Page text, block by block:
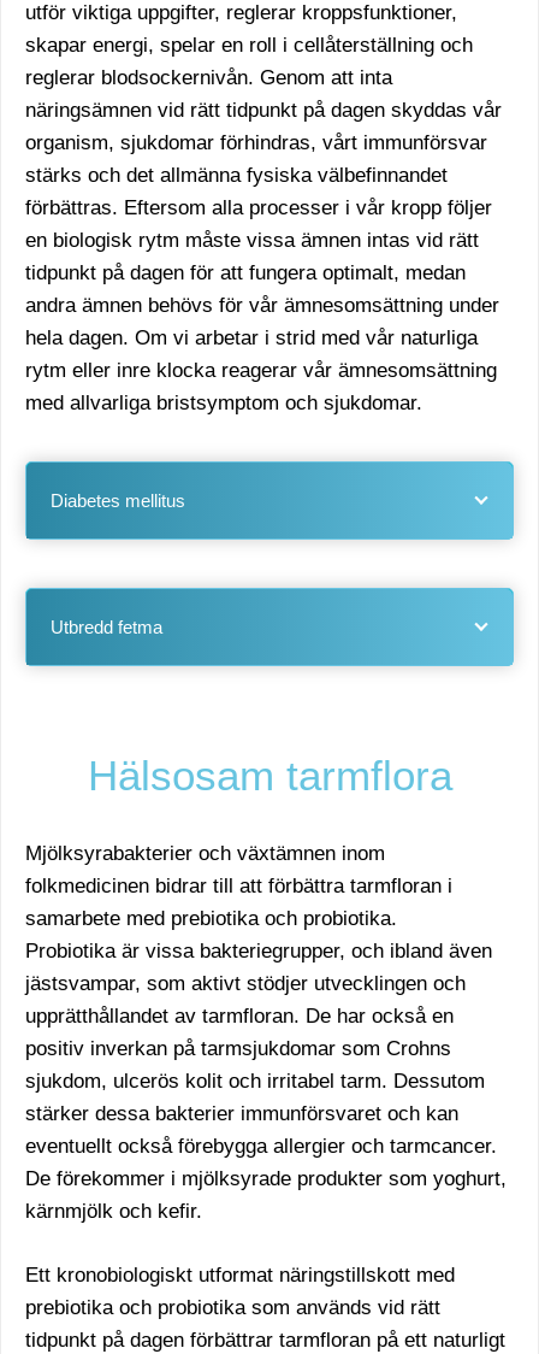
utför viktiga uppgifter, reglerar kroppsfunktioner,
skapar energi, spelar en roll i cellåterställning och
reglerar blodsockernivån. Genom att inta
näringsämnen vid rätt tidpunkt på dagen skyddas vår
organism, sjukdomar förhindras, vårt immunförsvar
stärks och det allmänna fysiska välbefinnandet
förbättras. Eftersom alla processer i vår kropp följer
en biologisk rytm måste vissa ämnen intas vid rätt
tidpunkt på dagen för att fungera optimalt, medan
andra ämnen behövs för vår ämnesomsättning under
hela dagen. Om vi arbetar i strid med vår naturliga
rytm eller inre klocka reagerar vår ämnesomsättning
med allvarliga bristsymptom och sjukdomar.
Diabetes mellitus
Utbredd fetma
Hälsosam tarmflora
Mjölksyrabakterier och växtämnen inom
folkmedicinen bidrar till att förbättra tarmfloran i
samarbete med prebiotika och probiotika.
Probiotika är vissa bakteriegrupper, och ibland även
jästsvampar, som aktivt stödjer utvecklingen och
upprätthållandet av tarmfloran. De har också en
positiv inverkan på tarmsjukdomar som Crohns
sjukdom, ulcerös kolit och irritabel tarm. Dessutom
stärker dessa bakterier immunförsvaret och kan
eventuellt också förebygga allergier och tarmcancer.
De förekommer i mjölksyrade produkter som yoghurt,
kärnmjölk och kefir.
Ett kronobiologiskt utformat näringstillskott med
prebiotika och probiotika som används vid rätt
tidpunkt på dagen förbättrar tarmfloran på ett naturligt